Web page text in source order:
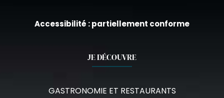
Accessibilité : partiellement conforme
JE DÉCOUVRE
GASTRONOMIE ET RESTAURANTS